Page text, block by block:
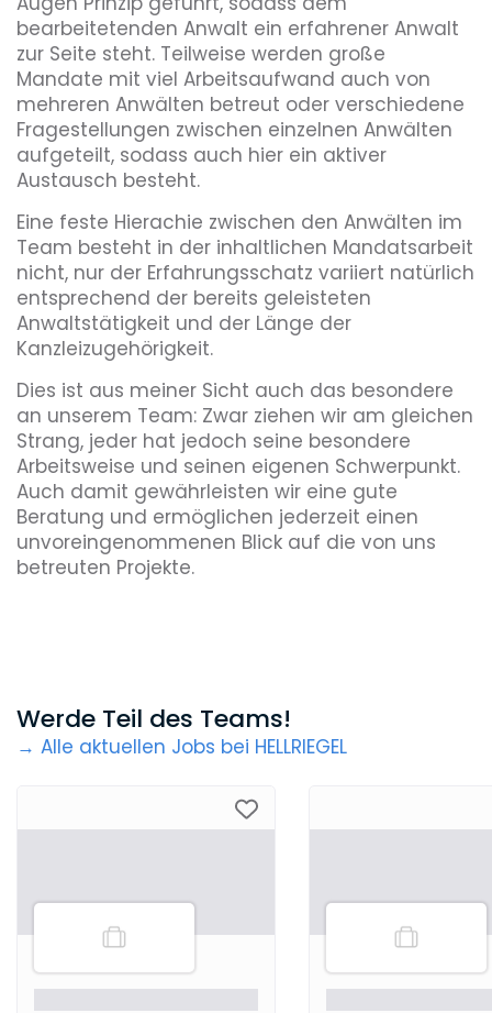
bearbeitetenden Anwalt ein erfahrener Anwalt
zur Seite steht. Teilweise werden große
Mandate mit viel Arbeitsaufwand auch von
mehreren Anwälten betreut oder verschiedene
Fragestellungen zwischen einzelnen Anwälten
aufgeteilt, sodass auch hier ein aktiver
Austausch besteht.
Eine feste Hierachie zwischen den Anwälten im
Team besteht in der inhaltlichen Mandatsarbeit
nicht, nur der Erfahrungsschatz variiert natürlich
entsprechend der bereits geleisteten
Anwaltstätigkeit und der Länge der
Kanzleizugehörigkeit.
Dies ist aus meiner Sicht auch das besondere
an unserem Team: Zwar ziehen wir am gleichen
Strang, jeder hat jedoch seine besondere
Arbeitsweise und seinen eigenen Schwerpunkt.
Auch damit gewährleisten wir eine gute
Beratung und ermöglichen jederzeit einen
unvoreingenommenen Blick auf die von uns
betreuten Projekte.
Werde Teil des Teams!
→ Alle aktuellen Jobs bei HELLRIEGEL